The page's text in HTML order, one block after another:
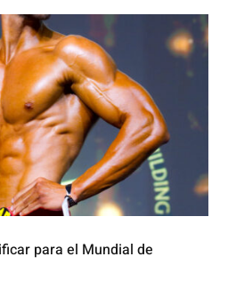
para el Mundial de